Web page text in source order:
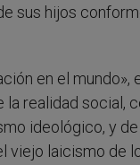
sus hijos
en el mundo»,
realidad social,
ideológico, y
viejo laicismo de